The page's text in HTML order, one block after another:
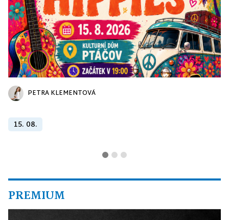
PETRA KLEMENTOVÁ
15. 08.
PREMIUM